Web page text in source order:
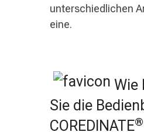
unterschiedlichen
eine.
Wie
Sie die
COREDINATE®